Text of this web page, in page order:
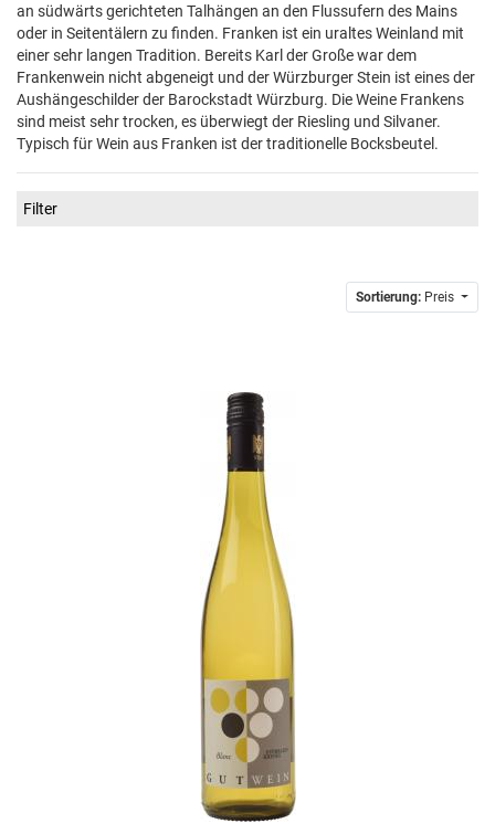
an südwärts gerichteten Talhängen an den Flussufern des Mains
oder in Seitentälern zu finden. Franken ist ein uraltes Weinland mit
einer sehr langen Tradition. Bereits Karl der Große war dem
Frankenwein nicht abgeneigt und der Würzburger Stein ist eines der
Aushängeschilder der Barockstadt Würzburg. Die Weine Frankens
sind meist sehr trocken, es überwiegt der Riesling und Silvaner.
Typisch für Wein aus Franken ist der traditionelle Bocksbeutel.
Filter
Sortierung: Preis